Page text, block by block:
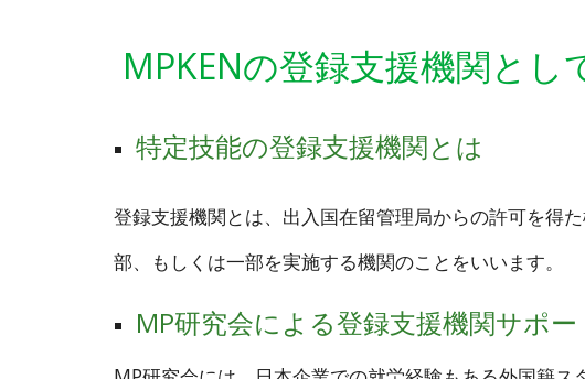
MPKENの登録支援機関とし
特定技能の登録支援機関とは
登録支援機関とは、出入国在留管理局からの許可を得
部、もしくは一部を実施する機関のことをいいます。
MP研究会による登録支援機関サポー